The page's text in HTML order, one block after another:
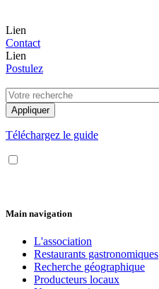
Lien
Contact
Lien
Postulez
Téléchargez le guide
Main navigation
L'association
Restaurants gastronomiques
Recherche géographique
Producteurs locaux